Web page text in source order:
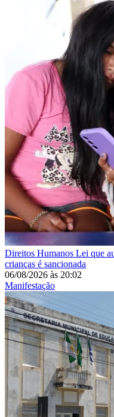
Direitos Humanos Lei que
crianças é sancionada
06/08/2026 às 20:02
Manifestação